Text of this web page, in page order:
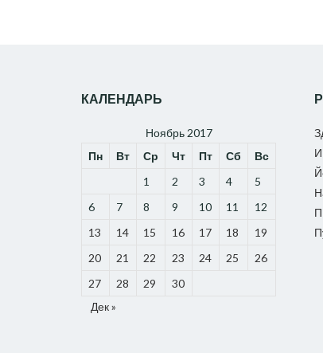
КАЛЕНДАРЬ
Ноябрь 2017
Пн
Вт Ср Чт Пт Сб
Вс
1
2 3 4
5
6
7 8 9 10 11
12
13
14 15 16 17 18
19
20
21 22 23 24 25
26
27
28 29
30
Дек »